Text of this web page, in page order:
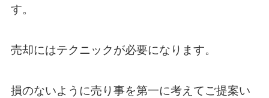
す。
売却にはテクニックが必要になります。
損のないように売り事を第一に考えてご提案い